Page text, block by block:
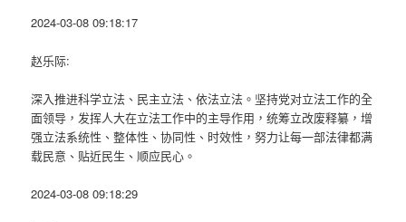
2024-03-08 09:18:17
赵乐际:
深入推进科学立法、民主立法、依法立法。坚持党对立法工作的全
面领导，发挥人大在立法工作中的主导作用，统筹立改废释纂，增
强立法系统性、整体性、协同性、时效性，努力让每一部法律都满
载民意、贴近民生、顺应民心。
2024-03-08 09:18:29